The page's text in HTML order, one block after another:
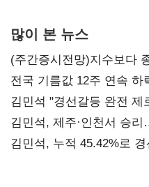
많이 본 뉴스
(주간증시전망)지수보다
전국 기름값 12주 연속
김민석 "경선갈등 완전
사과부터"
김민석, 제주·인천서 승
탈환'(종합)
김민석, 누적 45.42%로